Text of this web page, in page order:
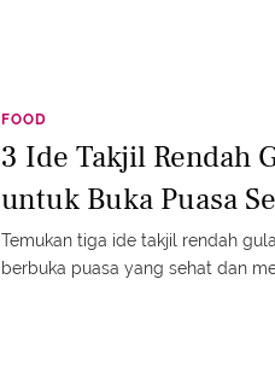
FOOD
3 Ide Takjil Rendah
untuk Buka Puasa
Temukan tiga ide takjil rendah
berbuka puasa yang sehat dan